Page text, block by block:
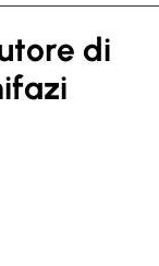
di